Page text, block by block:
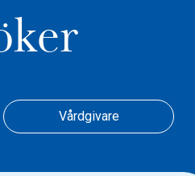
Vårdgivare